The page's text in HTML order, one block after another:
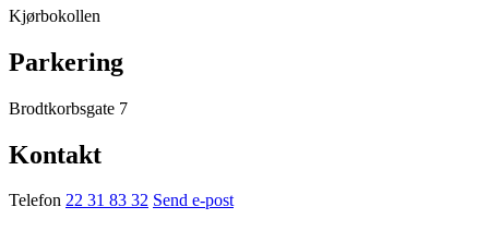
Kjørbokollen
Parkering
Brodtkorbsgate 7
Kontakt
Telefon 22 31 83 32 Send e-post